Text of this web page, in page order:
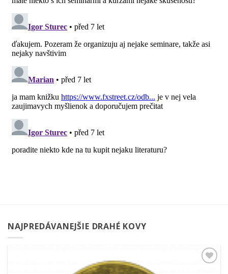
NAJPREDÁVANEJŠIE DRAHÉ KOVY